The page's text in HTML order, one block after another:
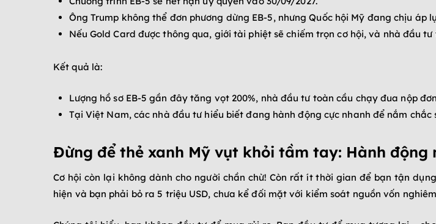
Ông Trump không thể đơn phương dừng EB-5, nhưng Quốc hội Mỹ đang chịu
Nếu Gold Card được thông qua, giới tài phiệt sẽ chiếm trọn cơ hội, và nhà đầu
Kết quả là:
Lượng hồ sơ EB-5 gần đây tăng vọt 200%, nhà đầu tư toàn cầu chạy đua nộp
Tại Việt Nam, các nhà đầu tư hiểu biết đang hành động cực nhanh để nắm chắc
Đừng để thẻ xanh Mỹ vụt khỏi tầm tay: Hành
Cơ hội còn lại không dành cho người chần chừ! Còn rất ít thời gian để bạn tận
hiện và bạn phải bỏ ra 5 triệu USD, chưa kể đối mặt với kiểm soát nguồn vốn